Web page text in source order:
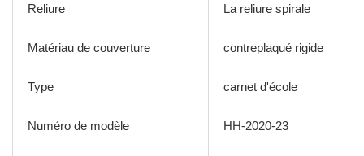
Reliure La reliure spirale
Matériau de couverture contreplaqué rigide
Type carnet d'école
Numéro de modèle HH-2020-23